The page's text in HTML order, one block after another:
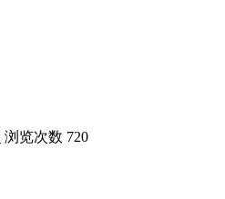
浏览次数 720